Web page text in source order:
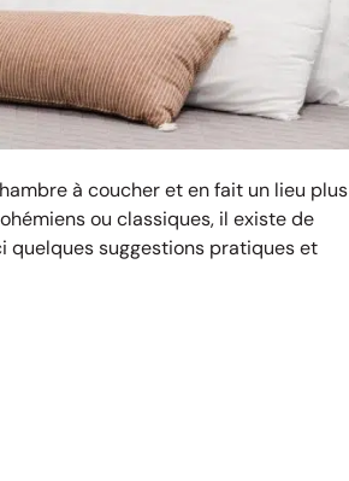
à coucher et en fait un lieu plus
ou classiques, il existe de
quelques suggestions pratiques et